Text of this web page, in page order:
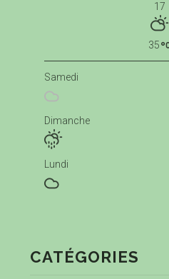
17
35
Samedi
Dimanche
Lundi
CATÉGORIES